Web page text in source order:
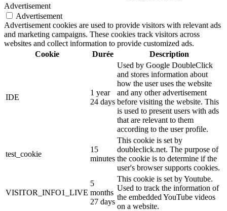
Advertisement
Advertisement
Advertisement cookies are used to provide visitors with relevant ads
and marketing campaigns. These cookies track visitors across
websites and collect information to provide customized ads.
Cookie
Durée Description
IDE
1 year
24 days
Used by Google DoubleClick
and stores information about
how the user uses the website
and any other advertisement
before visiting the website. This
is used to present users with ads
that are relevant to them
according to the user profile.
test_cookie
15
minutes
This cookie is set by
doubleclick.net. The purpose of
the cookie is to determine if the
user's browser supports cookies.
VISITOR_INFO1_LIVE
5
months
27 days
This cookie is set by Youtube.
Used to track the information of
the embedded YouTube videos
on a website.